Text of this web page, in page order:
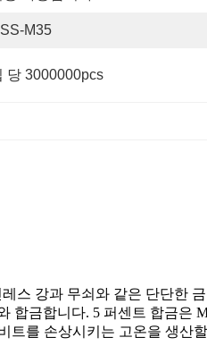
M35
당 3000000pcs
스 강과 무쇠와 같은 단단한
합금합니다. 5 퍼센트 합금은
를 손상시키는 고온을 생산